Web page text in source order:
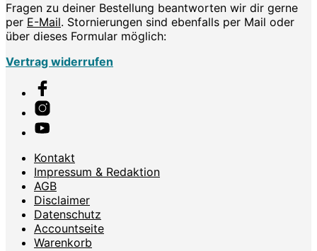
Fragen zu deiner Bestellung beantworten wir dir gerne
per E-Mail. Stornierungen sind ebenfalls per Mail oder
über dieses Formular möglich:
Vertrag widerrufen
Kontakt
Impressum & Redaktion
AGB
Disclaimer
Datenschutz
Accountseite
Warenkorb